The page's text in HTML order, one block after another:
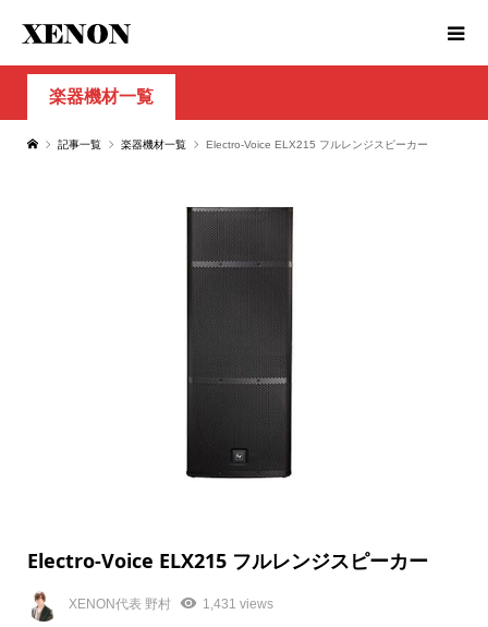
楽器機材一覧
記事一覧 楽器機材一覧 Electro-Voice ELX215 フルレンジスピーカー
Electro-Voice ELX215 フルレンジスピーカー
XENON代表 野村 1,431 views